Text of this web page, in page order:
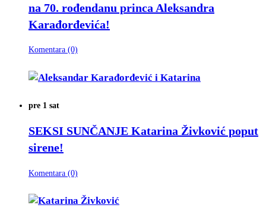
na 70. rođendanu princa Aleksandra
Karađorđevića!
Komentara (0)
pre 1 sat
SEKSI SUNČANJE Katarina Živković poput
sirene!
Komentara (0)